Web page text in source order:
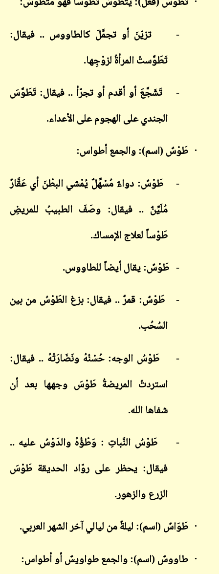
-
تزيّنَ أو تجمَّلَ كالطاووس .. فيقال:
تَطَوَّستُ المرأةُ لزوْجِها.
-
تَشَجَّعَ أو أقدم أو تجرّأ .. فيقال: تَطَوَّسَ
الجندي على الهجوم على الأعداء.
· طَوْسٌ (اسم): والجمع أطواس:
-
طَوْسٌ: دواءٌ مُسْهِّلٌ يُمْشي البطْنَ أي عَقَّارٌ
مُلَيِّنٌ .. فيقال: وصَفَ الطبيبُ للمريضِ
طَوْساً لعلاج الإمساك.
- طَوْسٌ: يقال أيضاً للطاووس.
-
طَوْسٌ: قمرٌ .. فيقال: بزغ الطَوْسُ من بين
السُحُب.
-
طَوْسُ الوجه: حُسْنُهُ ونَضَارَتُهُ .. فيقال:
استردتُ المريضةُ طَوْسَ وجهها بعد أن
شفاها الله.
-
طَوْسُ النَّباتِ : وَطْؤُهُ والدَوْسُ عليه ..
فيقال: يحظر على روّاد الحديقة طَوْسَ
الزرع والزهور.
· طَوَاسٌ (اسم): ليلةٌ من ليالي آخر الشهر العربي.
· طاووسٌ (اسم): والجمع طواويسٌ أو أطواس: